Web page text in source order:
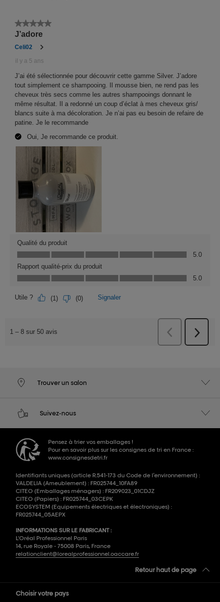
Trouver un salon
Suivez-nous
Pensez à trier vos emballages !
Pour en savoir plus sur les consignes de tri en France :
www.consignesdetri.fr
Identifiants uniques (article R.541-173 du Code de l’environnement) :
VALDELIA (Ameublement) : FR025744_10FA89
CITEO (Emballages ménagers) : FR209023_01CDJZ
CITEO (Papiers) : FR025744_03CEPK
ECOSYSTEM (Equipements électriques et électroniques) :
FR025744_05AEPX
INFORMATIONS SUR LE FABRICANT :
L'Oréal Professionnel Paris
14, rue Royale - 75008 Paris, France
relationclient@lorealprofessionnel.oaccare.fr
Retour haut de page
Choisir votre pays